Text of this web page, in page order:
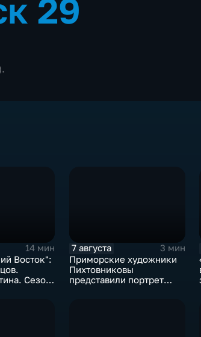
29
14 мин
Восток":
Сезон
7 августа
3 мин
Приморские художники
Пихтовниковы
представили портрет